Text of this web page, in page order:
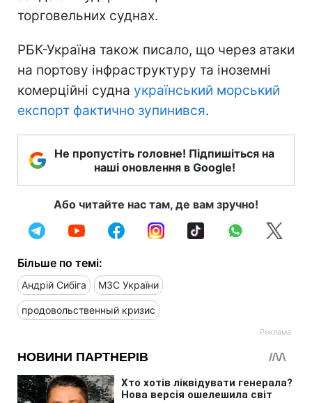
торговельних суднах.
РБК-Україна також писало, що через атаки
на портову інфраструктуру та іноземні
комерційні судна український морський
експорт фактично зупинився.
Не пропустіть головне! Підпишіться на
наші оновлення в Google!
Або читайте нас там, де вам зручно!
Більше по темі:
Андрій Сибіга МЗС України
продовольственный кризис